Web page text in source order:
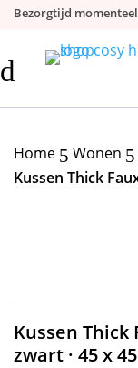
Bezorgtijd
d
Home 5 Wonen 5
Kussen Thick
Kussen
zwart · 45 x